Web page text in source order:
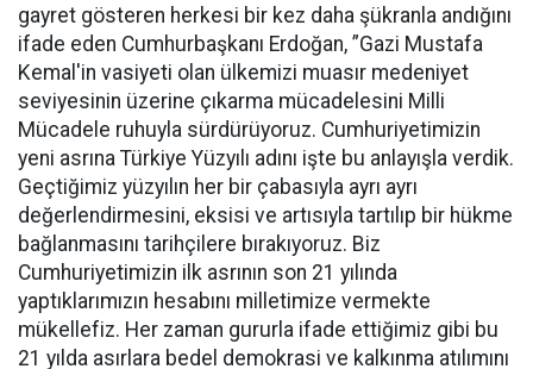
gayret gösteren herkesi bir kez daha şükranla andığını
ifade eden Cumhurbaşkanı Erdoğan, ”Gazi Mustafa
Kemal'in vasiyeti olan ülkemizi muasır medeniyet
seviyesinin üzerine çıkarma mücadelesini Milli
Mücadele ruhuyla sürdürüyoruz. Cumhuriyetimizin
yeni asrına Türkiye Yüzyılı adını işte bu anlayışla verdik.
Geçtiğimiz yüzyılın her bir çabasıyla ayrı ayrı
değerlendirmesini, eksisi ve artısıyla tartılıp bir hükme
bağlanmasını tarihçilere bırakıyoruz. Biz
Cumhuriyetimizin ilk asrının son 21 yılında
yaptıklarımızın hesabını milletimize vermekte
mükellefiz. Her zaman gururla ifade ettiğimiz gibi bu
21 yılda asırlara bedel demokrasi ve kalkınma atılımını